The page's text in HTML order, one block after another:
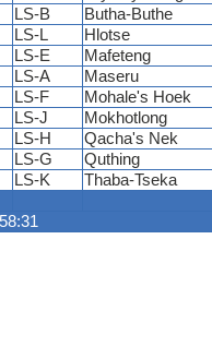
LS-B
Butha-Buthe
LS-L
Hlotse
LS-E
Mafeteng
LS-A
Maseru
LS-F
Mohale's Hoek
LS-J
Mokhotlong
LS-H
Qacha's Nek
LS-G
Quthing
LS-K Thaba-Tseka